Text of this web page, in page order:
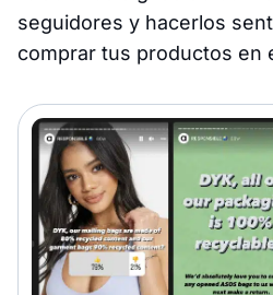
seguidores y hacerlos
comprar tus productos en